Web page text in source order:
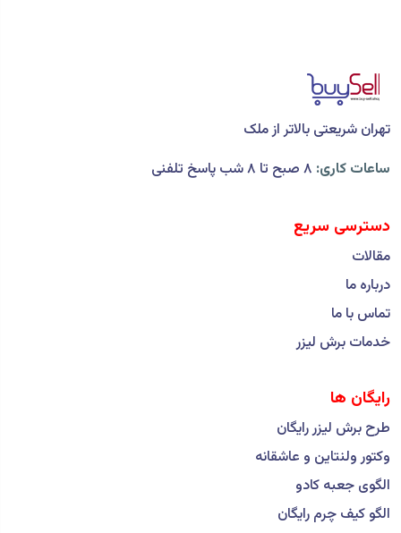
تهران شریعتی بالاتر از ملک
ساعات کاری: ۸ صبح تا ۸ شب پاسخ تلفنی
دسترسی سریع
مقالات
درباره ما
تماس با ما
خدمات برش لیزر
رایگان ها
طرح برش لیزر رایگان
وکتور ولنتاین و عاشقانه
الگوی جعبه کادو
الگو کیف چرم رایگان